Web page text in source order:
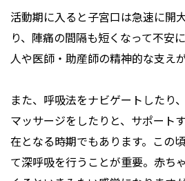
活動期に入ると子宮口は急速に開
り、陣痛の間隔も短くなって不安
人や医師・助産師の精神的な支え
また、呼吸法をナビゲートしたり
マッサージをしたりと、サポート
在となる時期でもあります。この
て深呼吸を行うことが重要。赤ち